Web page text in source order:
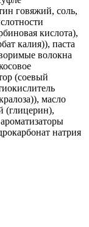
говяжий, соль,
кислота),
калия)), паста
волокна
(соевый
масло
(глицерин),
натрия